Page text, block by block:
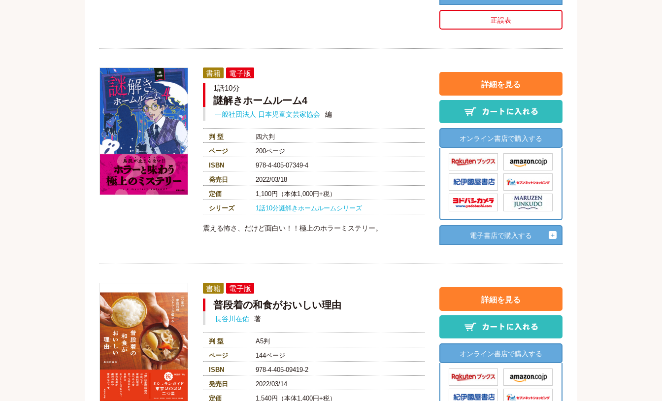
正誤表
書籍
電子版
1話10分
謎解きホームルーム4
一般社団法人 日本児童文芸家協会 編
判 型
四六判
ページ
200ページ
ISBN
978-4-405-07349-4
発売日
2022/03/18
定価
1,100円（本体1,000円+税）
シリーズ
1話10分謎解きホームルームシリーズ
震える怖さ、だけど面白い！！極上のホラーミステリー。
詳細を見る
オンライン書店で購入する
電子書店で購入する
書籍 電子版
普段着の和食がおいしい理由
長谷川在佑 著
判 型
A5判
ページ
144ページ
ISBN
978-4-405-09419-2
発売日
2022/03/14
定価
1,540円（本体1,400円+税）
詳細を見る
オンライン書店で購入する